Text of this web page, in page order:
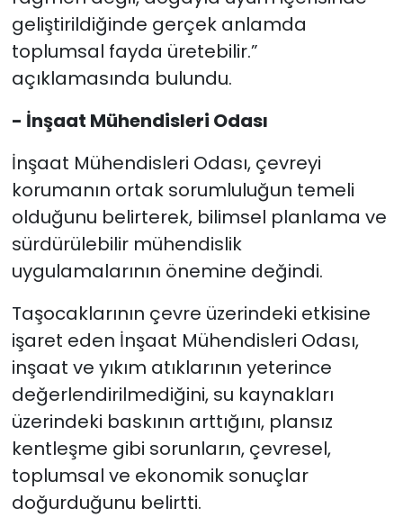
geliştirildiğinde gerçek anlamda
toplumsal fayda üretebilir.”
açıklamasında bulundu.
- İnşaat Mühendisleri Odası
İnşaat Mühendisleri Odası, çevreyi
korumanın ortak sorumluluğun temeli
olduğunu belirterek, bilimsel planlama ve
sürdürülebilir mühendislik
uygulamalarının önemine değindi.
Taşocaklarının çevre üzerindeki etkisine
işaret eden İnşaat Mühendisleri Odası,
inşaat ve yıkım atıklarının yeterince
değerlendirilmediğini, su kaynakları
üzerindeki baskının arttığını, plansız
kentleşme gibi sorunların, çevresel,
toplumsal ve ekonomik sonuçlar
doğurduğunu belirtti.